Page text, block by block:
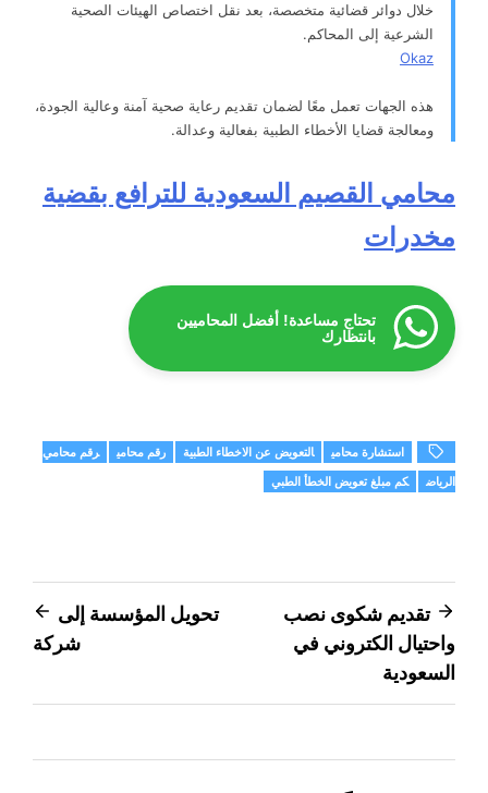
خلال دوائر قضائية متخصصة، بعد نقل اختصاص الهيئات الصحية
الشرعية إلى المحاكم.
Okaz
هذه الجهات تعمل معًا لضمان تقديم رعاية صحية آمنة وعالية الجودة،
ومعالجة قضايا الأخطاء الطبية بفعالية وعدالة.
محامي القصيم السعودية للترافع بقضية
مخدرات
تحتاج مساعدة! أفضل المحاميين
بانتظارك
استشارة محامي التعويض عن الاخطاء الطبية رقم محامي
رقم محامي
الرياض
كم مبلغ تعويض الخطأ الطبي
تصفّح
المقالات
تقديم شكوى نصب
واحتيال الكتروني في
السعودية
تحويل المؤسسة إلى
شركة